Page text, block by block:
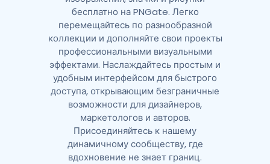
бесплатно на PNGate. Легко
перемещайтесь по разнообразной
коллекции и дополняйте свои проекты
профессиональными визуальными
эффектами. Наслаждайтесь простым и
удобным интерфейсом для быстрого
доступа, открывающим безграничные
возможности для дизайнеров,
маркетологов и авторов.
Присоединяйтесь к нашему
динамичному сообществу, где
вдохновение не знает границ.